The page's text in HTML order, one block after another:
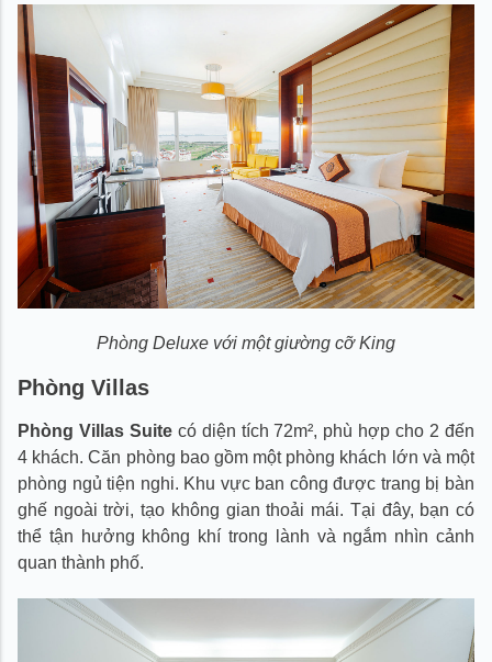
Phòng Deluxe với một giường cỡ King
Phòng Villas
Phòng Villas Suitecó diện tích 72m², phù hợp cho 2 đến
4 khách. Căn phòng bao gồm một phòng khách lớn và một
phòng ngủ tiện nghi. Khu vực ban công được trang bị bàn
ghế ngoài trời, tạo không gian thoải mái. Tại đây, bạn có
thể tận hưởng không khí trong lành và ngắm nhìn cảnh
quan thành phố.